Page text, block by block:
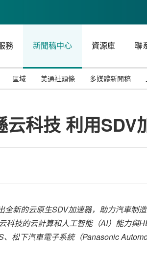
務 新聞稿中心 資源庫 聯
區域 美通社頭條 多媒體新聞稿
云科技 利用
全新的云原生SDV加速器，助力汽車制
科技的云計算和人工智能（AI）能力與
、松下汽車電子系統（Panasonic